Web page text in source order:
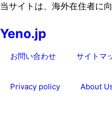
コ
テ
当サイトは、海外在住者に
Yeno.jp
お問い合わせ サイトマ
Privacy policy About